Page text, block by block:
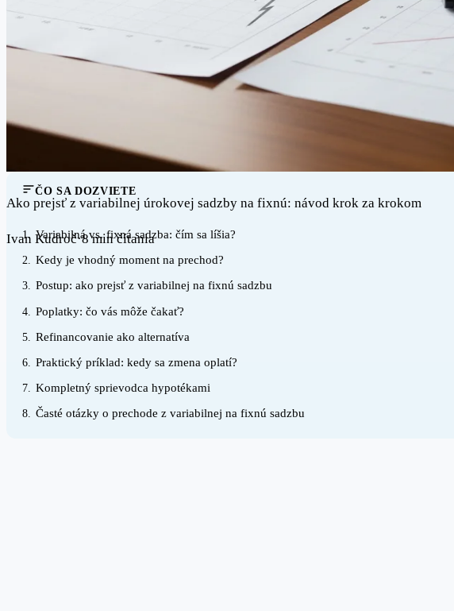
Ako prejsť z variabilnej úrokovej sadzby na fixnú: návod krok za krokom
Ivan Kudroč·8 min čítania
ČO SA DOZVIETE
1. Variabilná vs. fixná sadzba: čím sa líšia?
2. Kedy je vhodný moment na prechod?
3. Postup: ako prejsť z variabilnej na fixnú sadzbu
4. Poplatky: čo vás môže čakať?
5. Refinancovanie ako alternatíva
6. Praktický príklad: kedy sa zmena oplatí?
7. Kompletný sprievodca hypotékami
8. Časté otázky o prechode z variabilnej na fixnú sadzbu